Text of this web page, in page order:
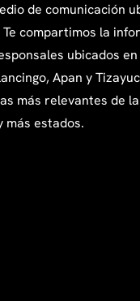
de comunicación
compartimos la
ubicados
Apan y
más relevantes de
más estados.